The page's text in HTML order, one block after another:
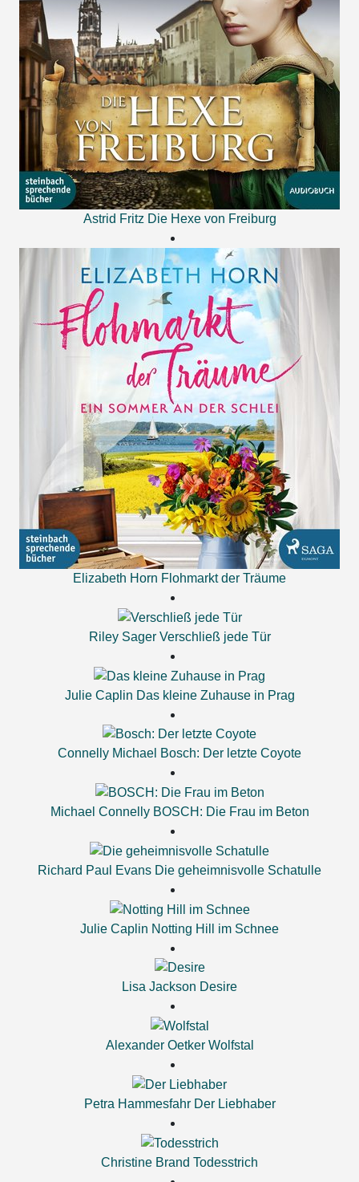
Astrid Fritz Die Hexe von Freiburg
Elizabeth Horn Flohmarkt der Träume
Riley Sager Verschließ jede Tür
Julie Caplin Das kleine Zuhause in Prag
Connelly Michael Bosch: Der letzte Coyote
Michael Connelly BOSCH: Die Frau im Beton
Richard Paul Evans Die geheimnisvolle Schatulle
Julie Caplin Notting Hill im Schnee
Lisa Jackson Desire
Alexander Oetker Wolfstal
Petra Hammesfahr Der Liebhaber
Christine Brand Todesstrich